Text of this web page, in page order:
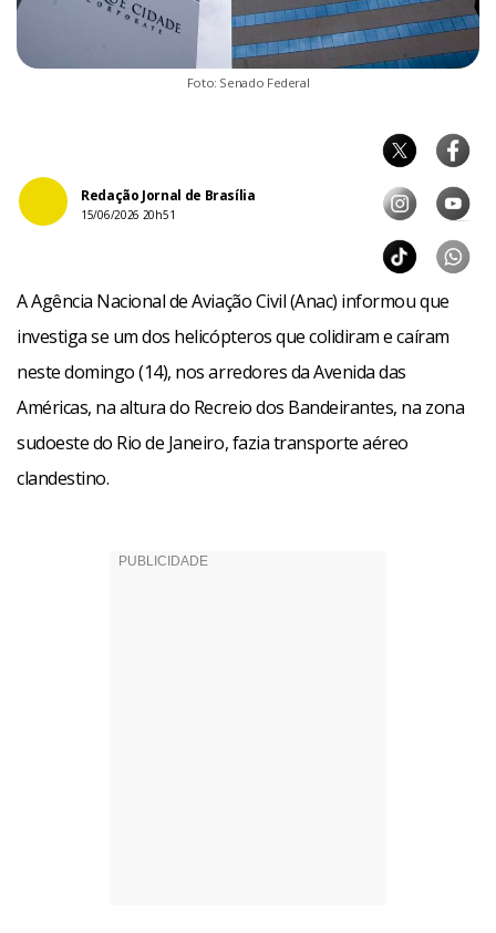
Foto: Senado Federal
Redação Jornal de Brasília
15/06/2026 20h51
A Agência Nacional de Aviação Civil (Anac) informou que
investiga se um dos helicópteros que colidiram e caíram
neste domingo (14), nos arredores da Avenida das
Américas, na altura do Recreio dos Bandeirantes, na zona
sudoeste do Rio de Janeiro, fazia transporte aéreo
clandestino.